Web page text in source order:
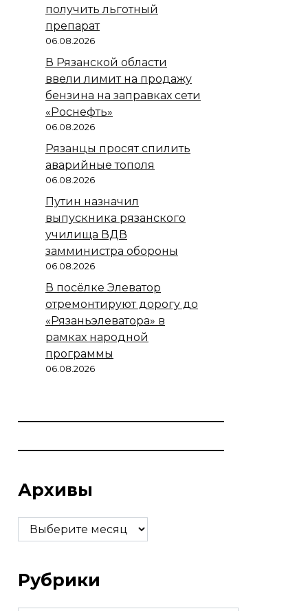
получить льготный
препарат
06.08.2026
В Рязанской области
ввели лимит на продажу
бензина на заправках сети
«Роснефть»
06.08.2026
Рязанцы просят спилить
аварийные тополя
06.08.2026
Путин назначил
выпускника рязанского
училища ВДВ
замминистра обороны
06.08.2026
В посёлке Элеватор
отремонтируют дорогу до
«Рязаньэлеватора» в
рамках народной
программы
06.08.2026
Архивы
Архивы
Рубрики